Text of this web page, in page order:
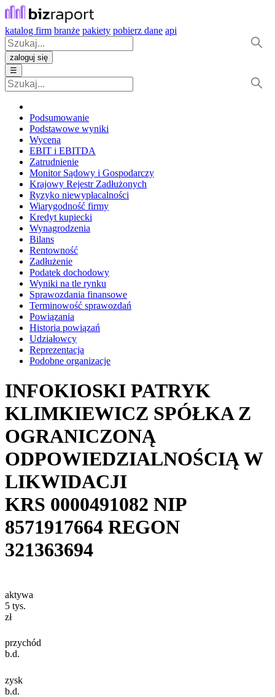
katalog firm branże pakiety pobierz dane api
zaloguj się
☰
Podsumowanie
Podstawowe wyniki
Wycena
EBIT i EBITDA
Zatrudnienie
Monitor Sądowy i Gospodarczy
Krajowy Rejestr Zadłużonych
Ryzyko niewypłacalności
Wiarygodność firmy
Kredyt kupiecki
Wynagrodzenia
Bilans
Rentowność
Zadłużenie
Podatek dochodowy
Wyniki na tle rynku
Sprawozdania finansowe
Terminowość sprawozdań
Powiązania
Historia powiązań
Udziałowcy
Reprezentacja
Podobne organizacje
INFOKIOSKI PATRYK
KLIMKIEWICZ SPÓŁKA Z
OGRANICZONĄ
ODPOWIEDZIALNOŚCIĄ W
LIKWIDACJI
KRS 0000491082 NIP
8571917664 REGON
321363694
aktywa
5 tys.
zł
przychód
b.d.
zysk
b.d.